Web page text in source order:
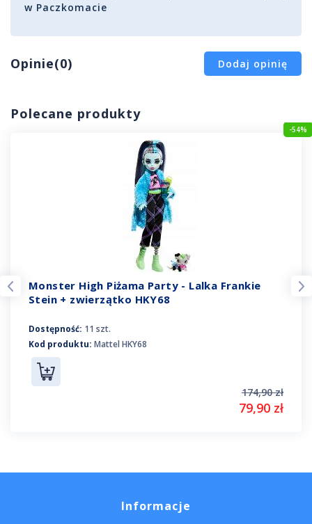
w Paczkomacie
Opinie(0) Dodaj opinię
Polecane produkty
-54%
Monster High Piżama Party - Lalka Frankie
Stein + zwierzątko HKY68
Dostępność: 11 szt.
Kod produktu: Mattel HKY68
174,90 zł
79,90 zł
Informacje